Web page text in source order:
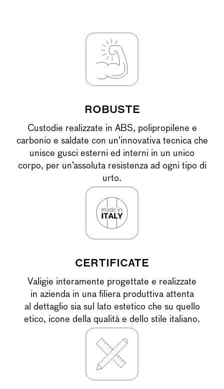
ROBUSTE
Custodie realizzate in ABS, polipropilene e
carbonio e saldate con un’innovativa tecnica che
unisce gusci esterni ed interni in un unico
corpo, per un’assoluta resistenza ad ogni tipo di
urto.
CERTIFICATE
Valigie interamente progettate e realizzate
in azienda in una filiera produttiva attenta
al dettaglio sia sul lato estetico che su quello
etico, icone della qualità e dello stile italiano.